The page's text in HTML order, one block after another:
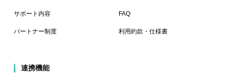
サポート内容 FAQ
パートナー制度 利用約款・仕様書
連携機能